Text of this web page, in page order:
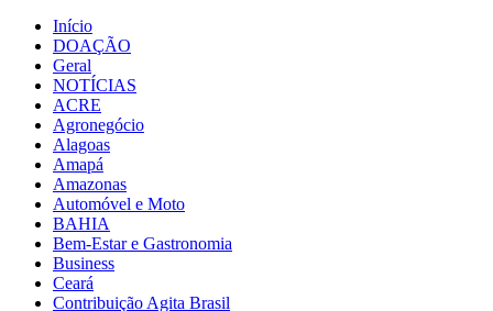
Início
DOAÇÃO
Geral
NOTÍCIAS
ACRE
Agronegócio
Alagoas
Amapá
Amazonas
Automóvel e Moto
BAHIA
Bem-Estar e Gastronomia
Business
Ceará
Contribuição Agita Brasil